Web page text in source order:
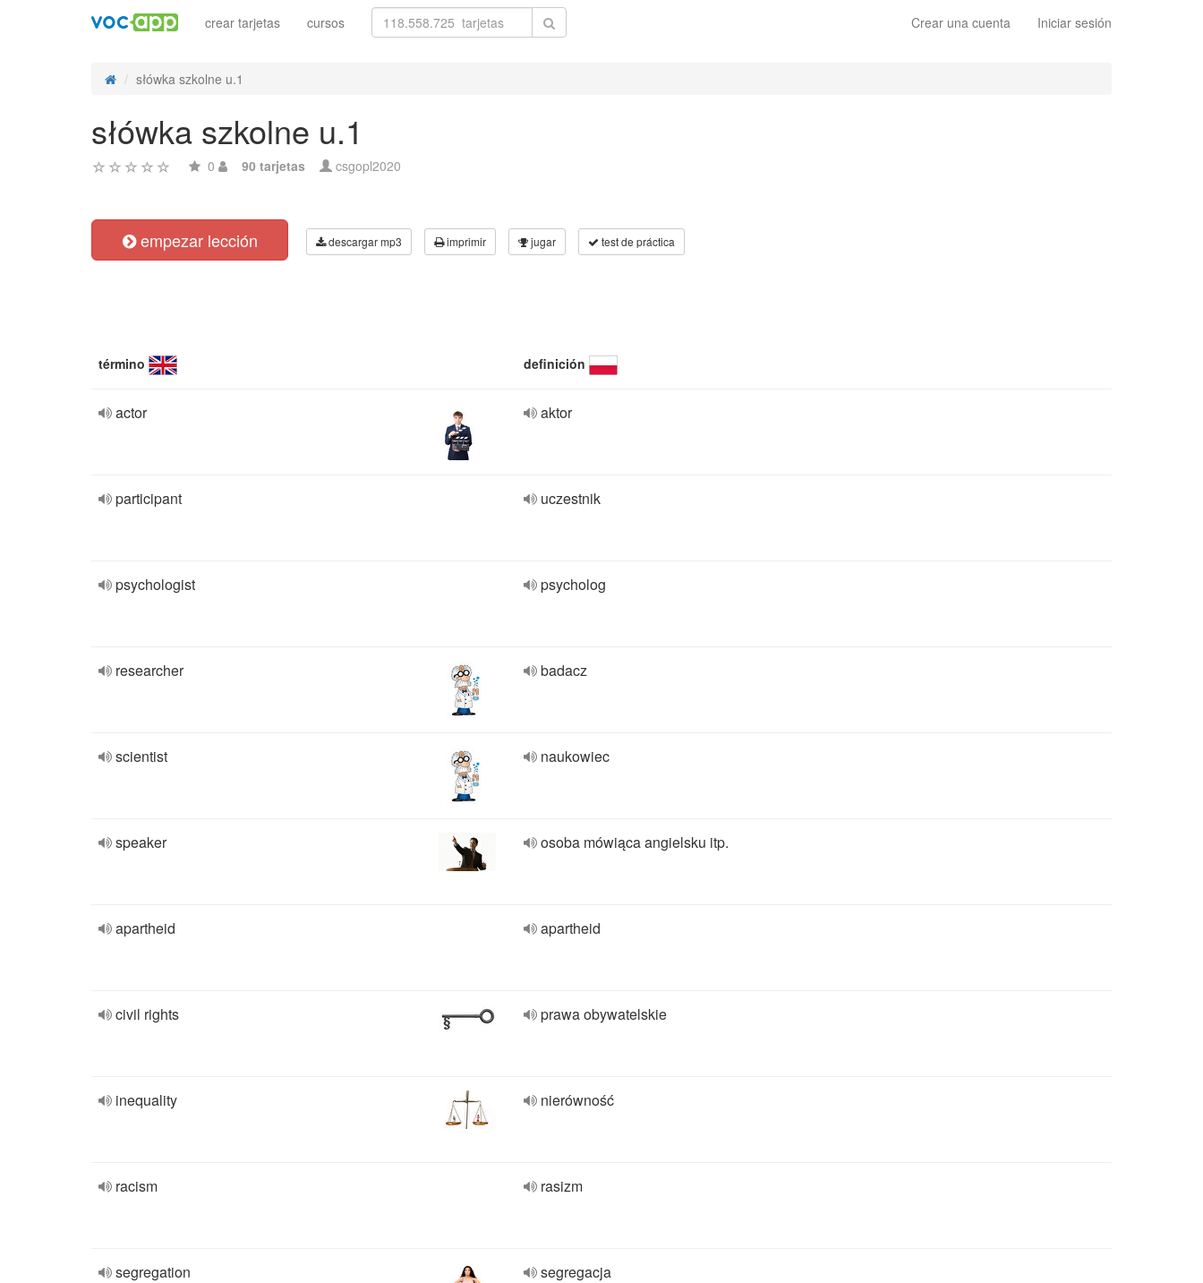
Crear una cuenta Iniciar sesión
crear tarjetas cursos
słówka szkolne u.1
słówka szkolne u.1
0 90 tarjetas csgopl2020
empezar lección descargar mp3 imprimir jugar test de práctica
término definición
actor aktor
participant uczestnik
psychologist psycholog
researcher badacz
scientist naukowiec
speaker osoba mówiąca angielsku itp.
apartheid apartheid
civil rights prawa obywatelskie
inequality nierówność
racism rasizm
segregation segregacja